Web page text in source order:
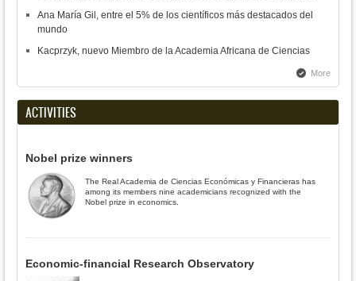
Ana María Gil, entre el 5% de los científicos más destacados del
mundo
Kacprzyk, nuevo Miembro de la Academia Africana de Ciencias
More
ACTIVITIES
Nobel prize winners
The Real Academia de Ciencias Económicas y Financieras has
among its members nine academicians recognized with the
Nobel prize in economics.
Economic-financial Research Observatory